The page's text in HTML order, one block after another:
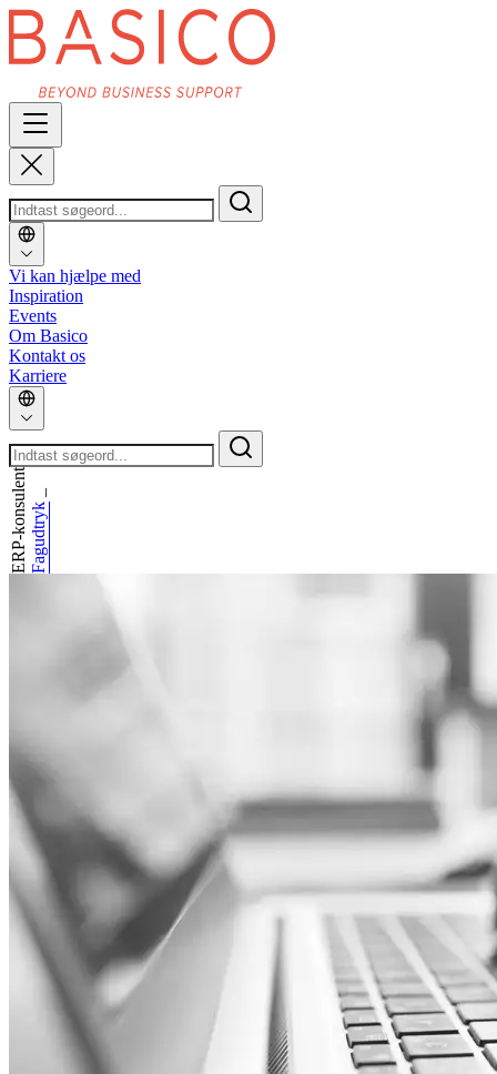
Vi kan hjælpe med
Inspiration
Events
Om Basico
Kontakt os
Karriere
Fagudtryk
_
ERP-konsulent